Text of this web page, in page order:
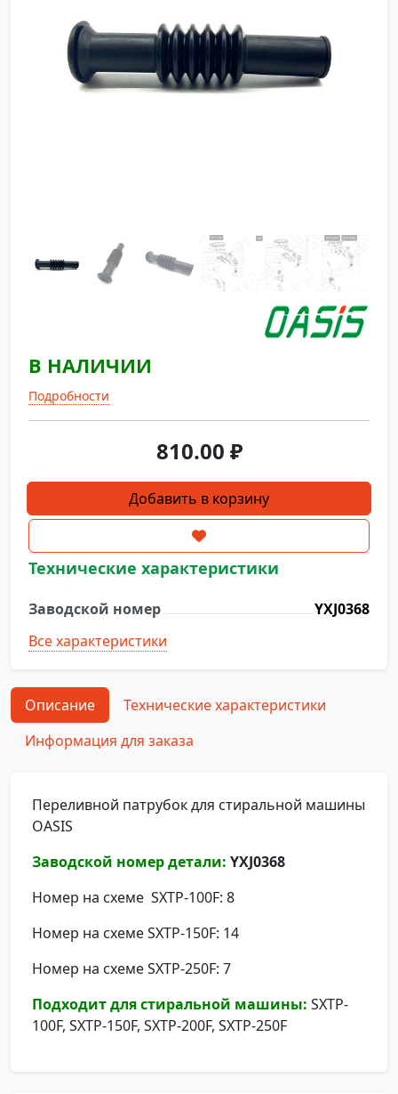
В НАЛИЧИИ
Подробности
810.00 ₽
Количество
товара
Переливной
патрубок
YXJ0368
Добавить в корзину
Технические характеристики
Заводской номер
YXJ0368
Все характеристики
Описание
Технические характеристики
Информация для заказа
Переливной патрубок для стиральной машины
OASIS
Заводской номер детали: YXJ0368
Номер на схеме SXTP-100F: 8
Номер на схеме SXTP-150F: 14
Номер на схеме SXTP-250F: 7
Подходит для стиральной машины: SXTP-
100F, SXTP-150F, SXTP-200F, SXTP-250F